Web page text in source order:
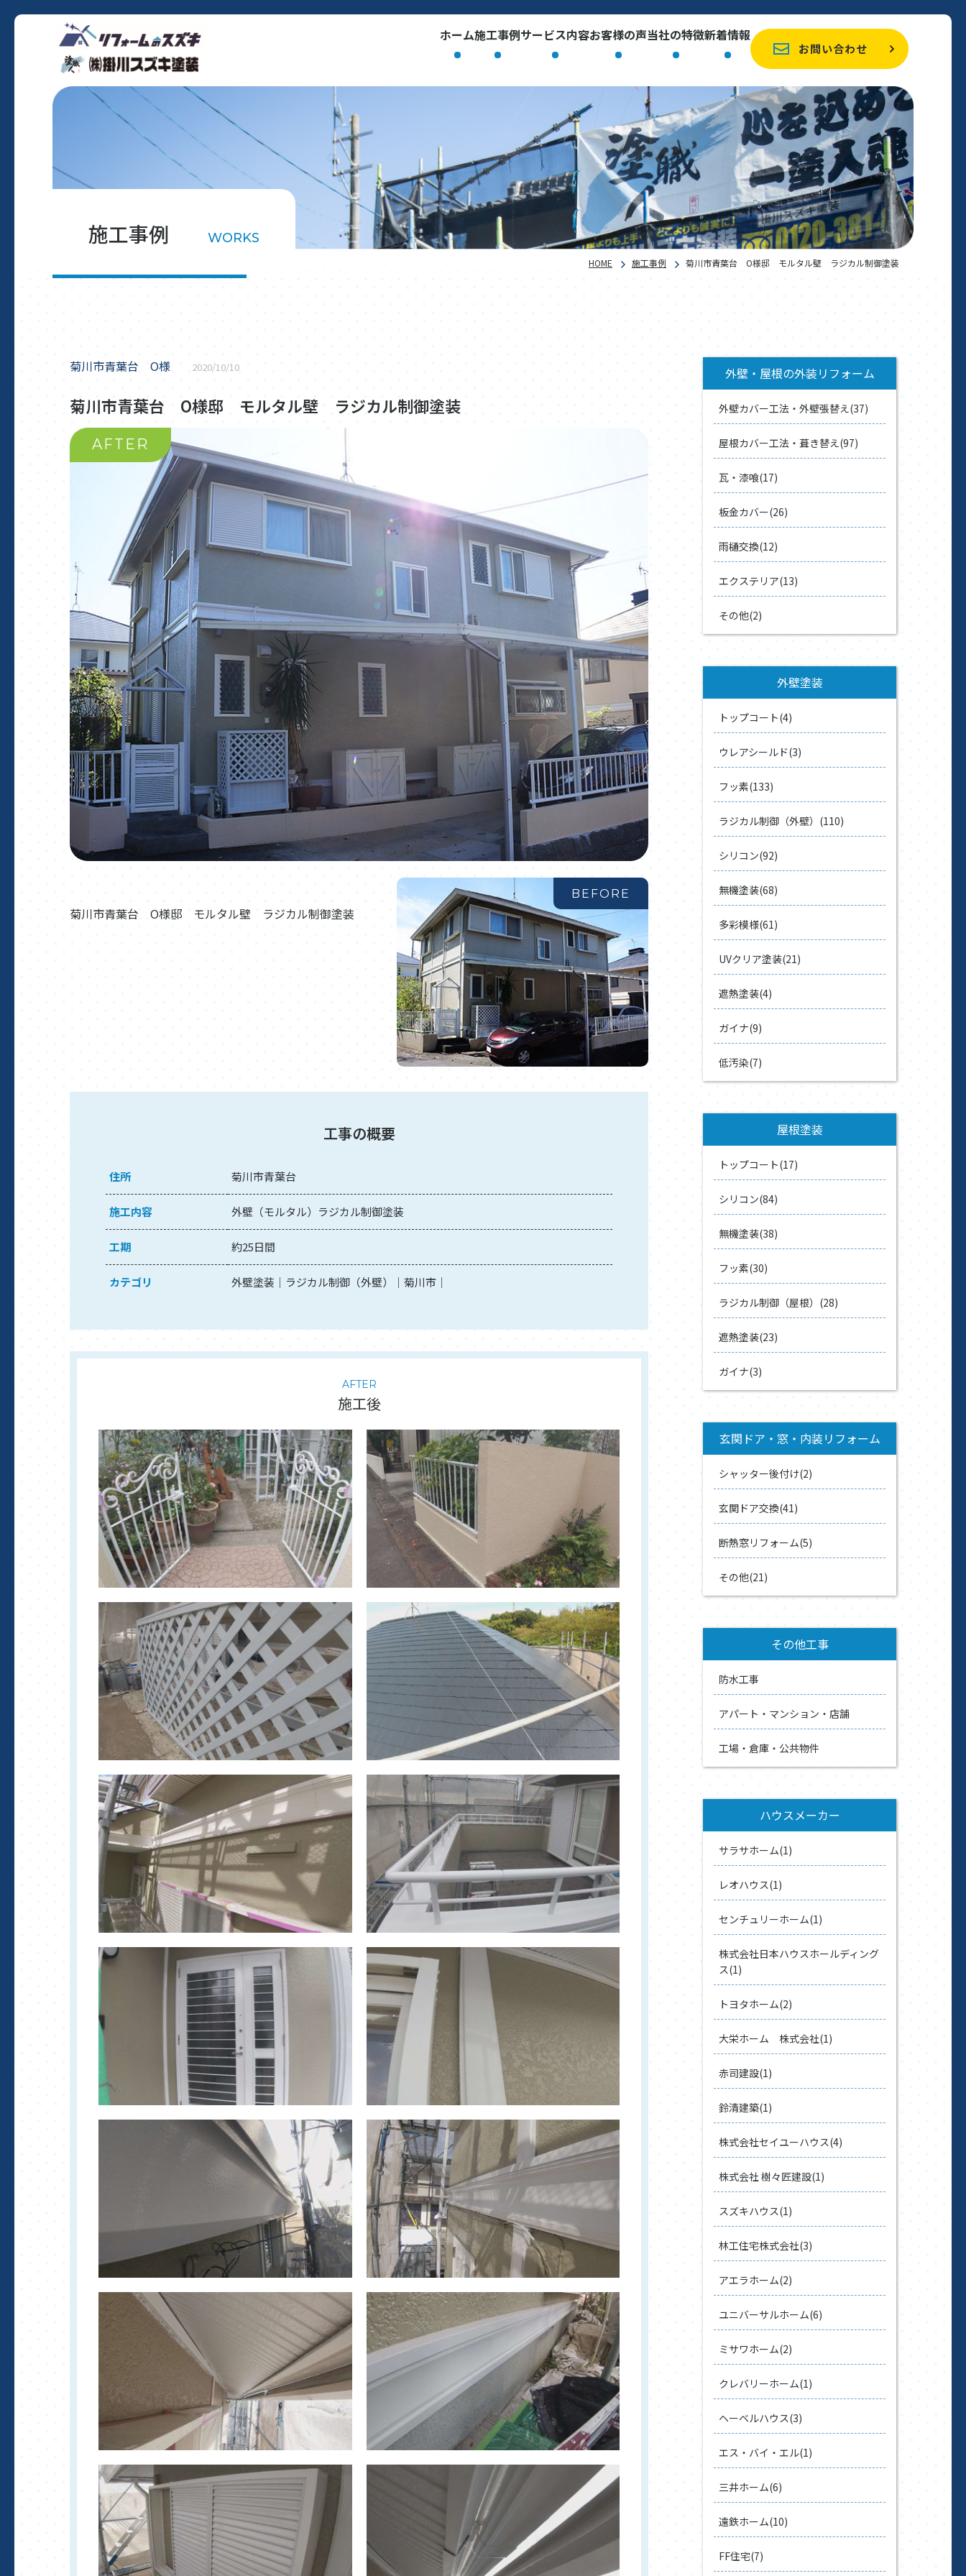
ホーム施工事例サービス内容お客様の声当社の特徴新着情報
お問い合わせ
施工事例 WORKS
HOME 施工事例 菊川市青葉台 O様邸 モルタル壁 ラジカル制御塗装
菊川市青葉台 O様 2020/10/10
菊川市青葉台 O様邸 モルタル壁 ラジカル制御塗装
AFTER
菊川市青葉台 O様邸 モルタル壁 ラジカル制御塗装
BEFORE
工事の概要
住所 菊川市青葉台
施工内容 外壁（モルタル）ラジカル制御塗装
工期 約25日間
カテゴリ 外壁塗装 ラジカル制御（外壁） 菊川市
AFTER
施工後
外壁・屋根の外装リフォーム
外壁カバー工法・外壁張替え(37)
屋根カバー工法・葺き替え(97)
瓦・漆喰(17)
板金カバー(26)
雨樋交換(12)
エクステリア(13)
その他(2)
外壁塗装
トップコート(4)
ウレアシールド(3)
フッ素(133)
ラジカル制御（外壁）(110)
シリコン(92)
無機塗装(68)
多彩模様(61)
UVクリア塗装(21)
遮熱塗装(4)
ガイナ(9)
低汚染(7)
屋根塗装
トップコート(17)
シリコン(84)
無機塗装(38)
フッ素(30)
ラジカル制御（屋根）(28)
遮熱塗装(23)
ガイナ(3)
玄関ドア・窓・内装リフォーム
シャッター後付け(2)
玄関ドア交換(41)
断熱窓リフォーム(5)
その他(21)
その他工事
防水工事
アパート・マンション・店舗
工場・倉庫・公共物件
ハウスメーカー
サラサホーム(1)
レオハウス(1)
センチュリーホーム(1)
株式会社日本ハウスホールディング
ス(1)
トヨタホーム(2)
大栄ホーム 株式会社(1)
赤司建設(1)
鈴清建築(1)
株式会社セイユーハウス(4)
株式会社 樹々匠建設(1)
スズキハウス(1)
林工住宅株式会社(3)
アエラホーム(2)
ユニバーサルホーム(6)
ミサワホーム(2)
クレバリーホーム(1)
ヘーベルハウス(3)
エス・バイ・エル(1)
三井ホーム(6)
遠鉄ホーム(10)
FF住宅(7)